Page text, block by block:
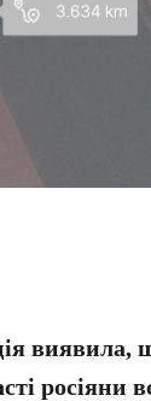
виявила,
росіяни